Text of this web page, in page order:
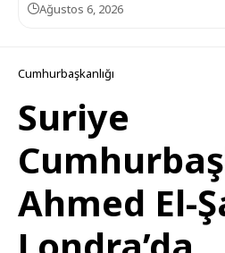
Ağustos 6, 2026
Cumhurbaşkanlığı
Suriye
Ahmed El-